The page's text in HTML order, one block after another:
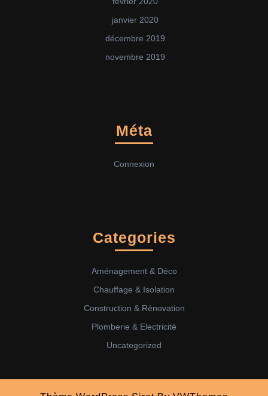
janvier 2020
décembre 2019
novembre 2019
Méta
Connexion
Categories
Aménagement & Déco
Chauffage & Isolation
Construction & Rénovation
Plomberie & Electricité
Uncategorized